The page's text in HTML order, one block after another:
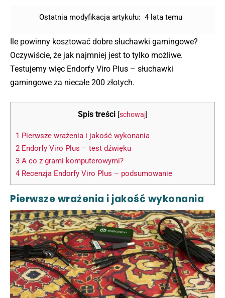
Ostatnia modyfikacja artykułu: 4 lata temu
Ile powinny kosztować dobre słuchawki gamingowe?
Oczywiście, że jak najmniej jest to tylko możliwe.
Testujemy więc Endorfy Viro Plus – słuchawki
gamingowe za niecałe 200 złotych.
Spis treści [schowaj]
1 Pierwsze wrażenia i jakość wykonania
2 Endorfy Viro Plus – test dźwięku
3 A co z grami komputerowymi?
4 Recenzja Endorfy Viro Plus – podsumowanie
Pierwsze wrażenia i jakość wykonania